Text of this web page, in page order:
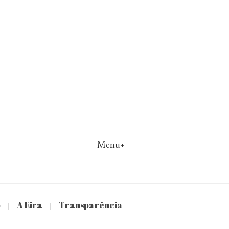
Menu+
| A Eira | Transparência